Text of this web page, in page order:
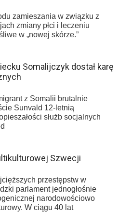
zamieszania w związku z
zmiany płci i leczeniu
w „nowej skórze.”
Somalijczyk dostał karę
z Somalii brutalnie
Sunvald 12-letnią
służb socjalnych
Szwecji
przestępstw w
parlament jednogłośnie
narodowościowo
W ciągu 40 lat